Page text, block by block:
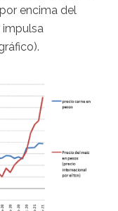
encima del